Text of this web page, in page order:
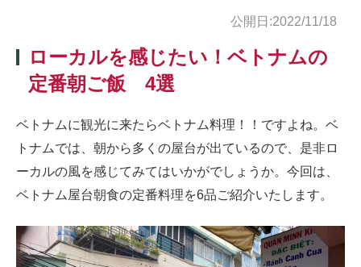
公開日:2022/11/18
ローカルを感じたい！ベトナムの
定番朝ご飯 4選
ベトナムに観光に来たらベトナム料理！！ですよね。ベ
トナムでは、朝から多くの屋台が出ているので、是非ロ
ーカルの風を感じてみてはいかがでしょうか。今回は、
ベトナム屋台朝食の定番料理を6品ご紹介いたします。